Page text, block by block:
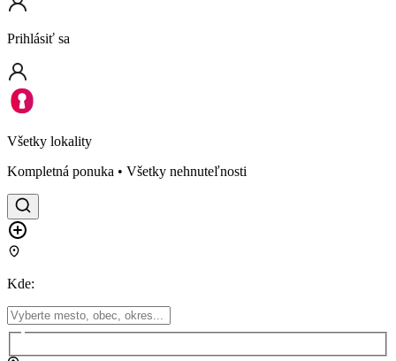
Prihlásiť sa
Všetky lokality
Kompletná ponuka • Všetky nehnuteľnosti
Kde: